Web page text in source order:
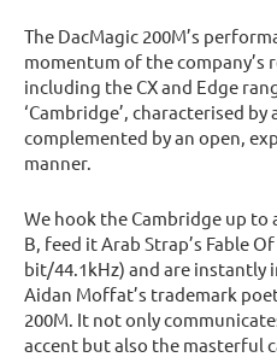
The DacMagic 200M’s
momentum of the company’s
including the CX and Edge
‘Cambridge’, characterised
complemented by an open,
manner.
We hook the Cambridge up to
B, feed it Arab Strap’s Fable
bit/44.1kHz) and are instantly
Aidan Moffat’s trademark
200M. It not only
accent but also the masterful